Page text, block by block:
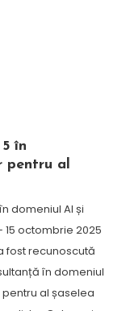
în
pentru al
domeniul AI și
octombrie 2025
fost recunoscută
în domeniul
al șaselea